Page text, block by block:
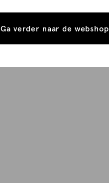
Ga verder naar de webshop